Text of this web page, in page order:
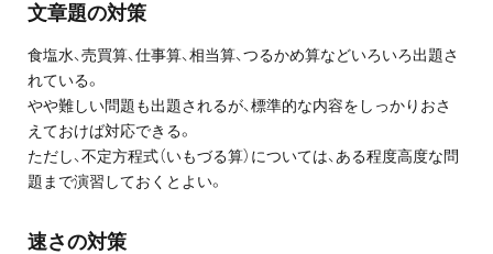
文章題の対策
食塩水、売買算、仕事算、相当算、つるかめ算などいろいろ出題さ
れている。
やや難しい問題も出題されるが、標準的な内容をしっかりおさ
えておけば対応できる。
ただし、不定方程式（いもづる算）については、ある程度高度な問
題まで演習しておくとよい。
速さの対策